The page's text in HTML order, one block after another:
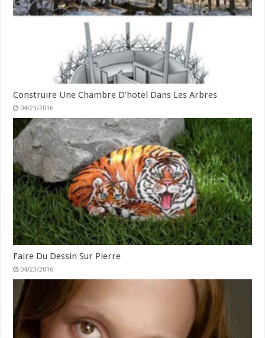
Construire Une Chambre D'hotel Dans Les Arbres
04/23/2016
Faire Du Dessin Sur Pierre
04/23/2016